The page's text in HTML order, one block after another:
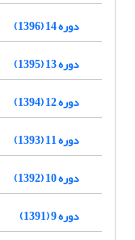
دوره 14 (1396)
دوره 13 (1395)
دوره 12 (1394)
دوره 11 (1393)
دوره 10 (1392)
دوره 9 (1391)